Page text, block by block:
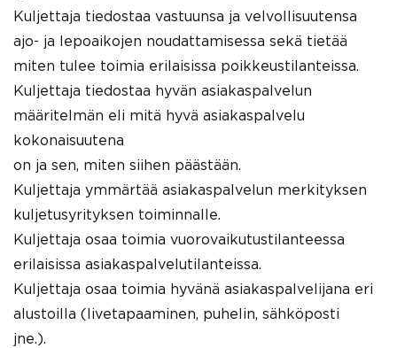
Kuljettaja tiedostaa vastuunsa ja velvollisuutensa
ajo- ja lepoaikojen noudattamisessa sekä tietää
miten tulee toimia erilaisissa poikkeustilanteissa.
Kuljettaja tiedostaa hyvän asiakaspalvelun
määritelmän eli mitä hyvä asiakaspalvelu
kokonaisuutena
on ja sen, miten siihen päästään.
Kuljettaja ymmärtää asiakaspalvelun merkityksen
kuljetusyrityksen toiminnalle.
Kuljettaja osaa toimia vuorovaikutustilanteessa
erilaisissa asiakaspalvelutilanteissa.
Kuljettaja osaa toimia hyvänä asiakaspalvelijana eri
alustoilla (livetapaaminen, puhelin, sähköposti
jne.).